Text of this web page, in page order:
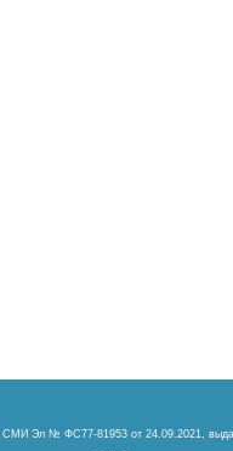
СМИ Эл № ФС77-81953 от 24.09.2021,